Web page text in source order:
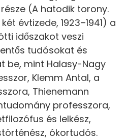
(A hatodik torony.
évtizede, 1923–1941) a
időszakot veszi
tudósokat és
be, mint Halasy-Nagy
Klemm Antal, a
Thienemann
professzora,
és lelkész,
ókortudós.